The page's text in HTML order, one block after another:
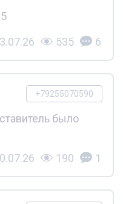
535 6
+79255070590
было
190 1